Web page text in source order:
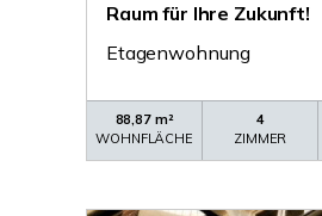
Raum für Ihre Zukunft!
Etagenwohnung
88,87 m²
WOHNFLÄCHE
4
ZIMMER